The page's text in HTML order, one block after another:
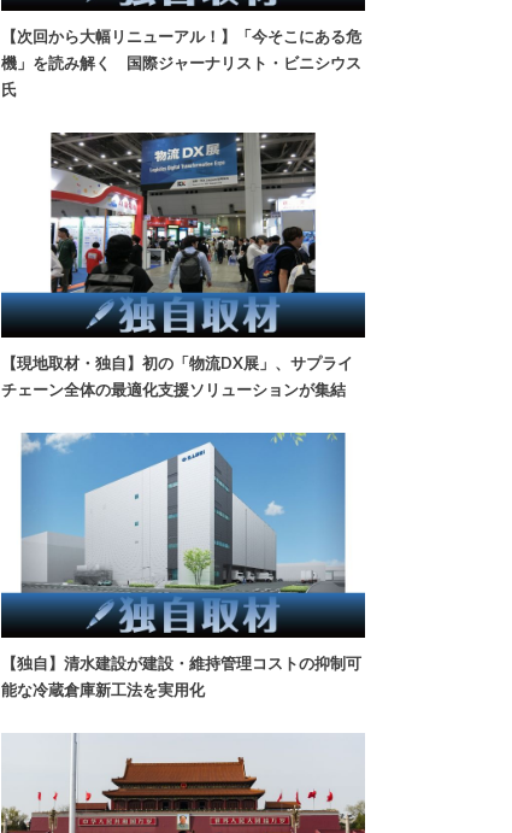
【次回から大幅リニューアル！】「今そこにある危
機」を読み解く 国際ジャーナリスト・ビニシウス
氏
【現地取材・独自】初の「物流DX展」、サプライ
チェーン全体の最適化支援ソリューションが集結
【独自】清水建設が建設・維持管理コストの抑制可
能な冷蔵倉庫新工法を実用化